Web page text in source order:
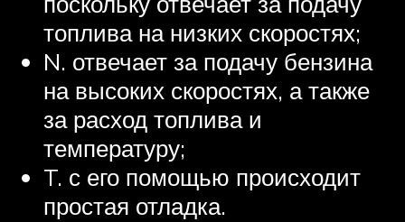
топлива на низких скоростях;
N. отвечает за подачу бензина
на высоких скоростях, а также
за расход топлива и
температуру;
T. с его помощью происходит
простая отладка.